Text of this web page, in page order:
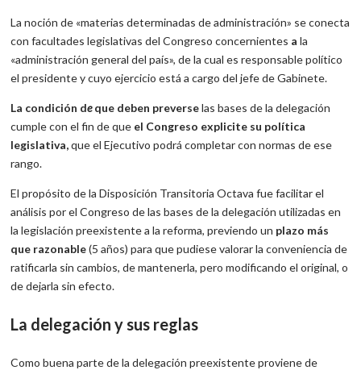
La noción de «materias determinadas de administración» se conecta
con facultades legislativas del Congreso concernientes ala
«administración general del país», de la cual es responsable político
el presidente y cuyo ejercicio está a cargo del jefe de Gabinete.
La condición deque deben preverselas bases de la delegación
cumple con el fin de que el Congreso explicite su política
legislativa,que el Ejecutivo podrá completar con normas de ese
rango.
El propósito de la Disposición Transitoria Octava fue facilitar el
análisis por el Congreso de las bases de la delegación utilizadas en
la legislación preexistente a la reforma, previendo un plazo más
que razonable(5 años) para que pudiese valorar la conveniencia de
ratificarla sin cambios, de mantenerla, pero modificando el original, o
de dejarla sin efecto.
La delegación y sus reglas
Como buena parte de la delegación preexistente proviene de